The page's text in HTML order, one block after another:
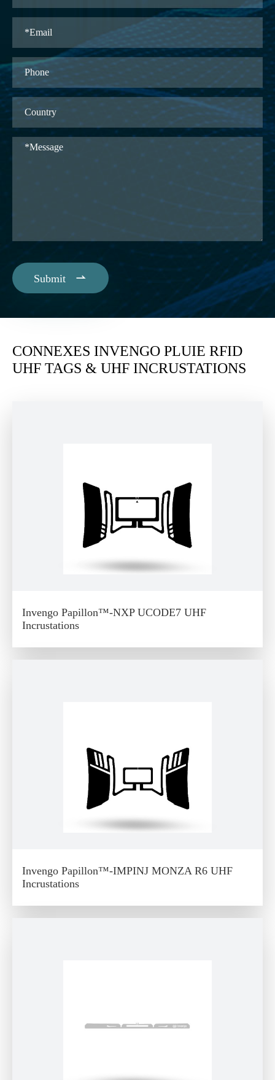
Submit 
CONNEXES INVENGO PLUIE RFID
UHF TAGS & UHF INCRUSTATIONS
Invengo Papillon™-NXP UCODE7 UHF
Incrustations
Invengo Papillon™-IMPINJ MONZA R6 UHF
Incrustations